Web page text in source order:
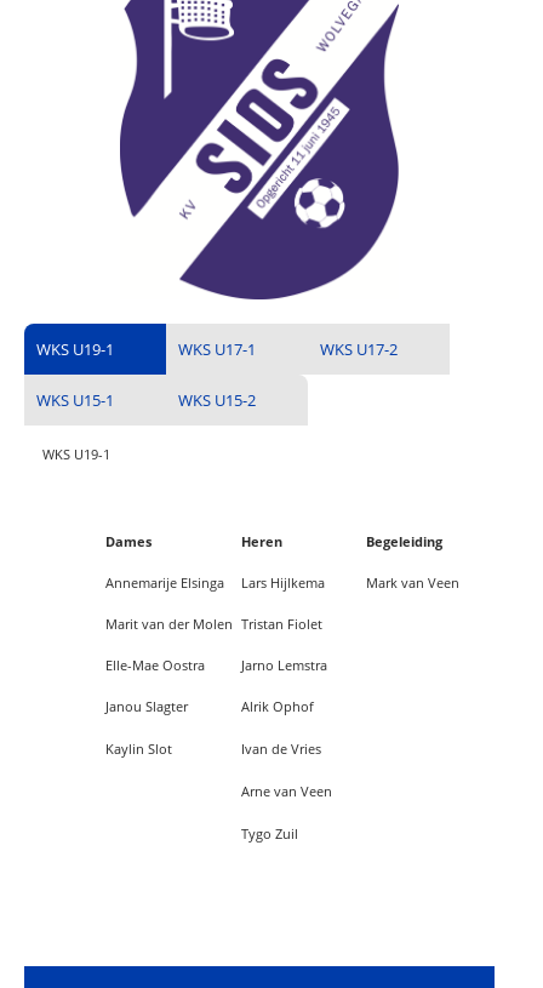
WKS U19-1 WKS U17-1 WKS U17-2
WKS U15-1 WKS U15-2
WKS U19-1
Dames Heren Begeleiding
Annemarije Elsinga Lars Hijlkema Mark van Veen
Marit van der Molen Tristan Fiolet
Elle-Mae Oostra Jarno Lemstra
Janou Slagter Alrik Ophof
Kaylin Slot Ivan de Vries
Arne van Veen
Tygo Zuil